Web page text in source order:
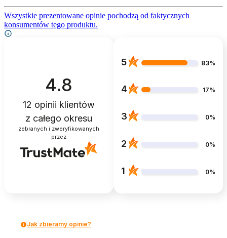
Wszystkie prezentowane opinie pochodzą od faktycznych
konsumentów tego produktu.
4.8
12 opinii klientów
z całego okresu
zebranych i zweryfikowanych
przez
5 83%
4 17%
3 0%
2 0%
1 0%
Jak zbieramy opinie?